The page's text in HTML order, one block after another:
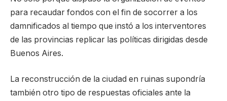
para recaudar fondos con el fin de socorrer a los
damnificados al tiempo que instó a los interventores
de las provincias replicar las políticas dirigidas desde
Buenos Aires.
La reconstrucción de la ciudad en ruinas supondría
también otro tipo de respuestas oficiales ante la